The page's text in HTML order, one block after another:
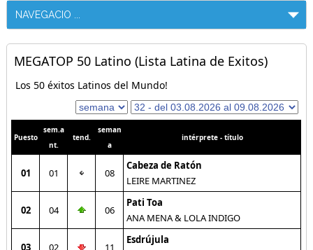
MEGATOP 50 Latino (Lista Latina de Exitos)
Los 50 éxitos Latinos del Mundo!
Puesto
sem.a
nt.
tend.
seman
a
intérprete - título
01 01 08
Cabeza de Ratón
LEIRE MARTINEZ
02 04 06
Pati Toa
ANA MENA & LOLA INDIGO
03 02 11
Esdrújula